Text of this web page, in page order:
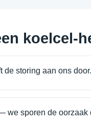
koelcel-
storing aan ons door.
we sporen de oorzaak